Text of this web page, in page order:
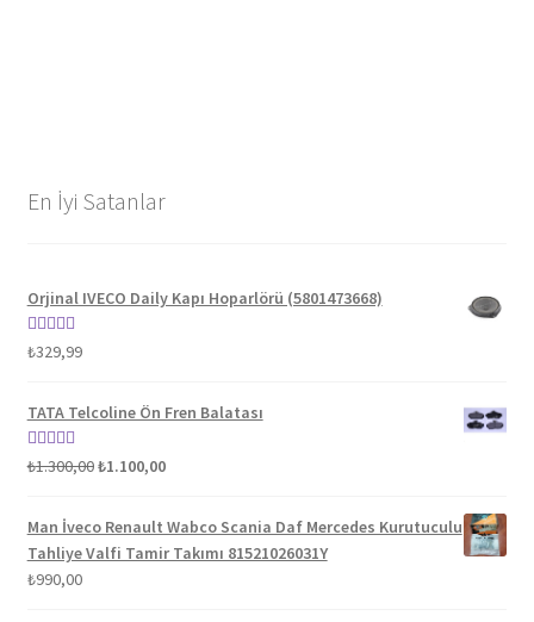
En İyi Satanlar
Orjinal IVECO Daily Kapı Hoparlörü (5801473668)
5 üzerinden
₺329,99
TATA Telcoline Ön Fren Balatası
5 üzerinden
₺1.300,00Orijinal
₺1.300,00.
₺1.100,00Şu
fiyat:
₺1.100,00.
Man İveco Renault Wabco Scania Daf Mercedes Kurutuculu
Tahliye Valfi Tamir Takımı 81521026031Y
₺990,00